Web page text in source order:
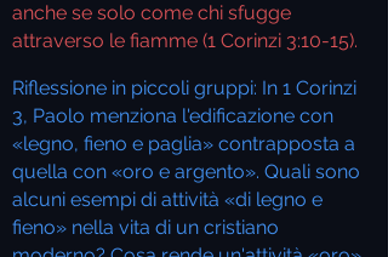
anche se solo come chi sfugge
attraverso le fiamme (1 Corinzi 3:10-15).
Riflessione in piccoli gruppi: In 1 Corinzi
3, Paolo menziona l'edificazione con
«legno, fieno e paglia» contrapposta a
quella con «oro e argento». Quali sono
alcuni esempi di attività «di legno e
fieno» nella vita di un cristiano